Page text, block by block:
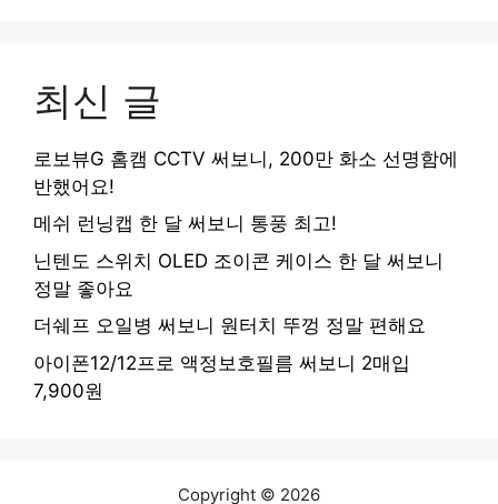
최신 글
로보뷰G 홈캠 CCTV 써보니, 200만 화소 선명함에
반했어요!
메쉬 런닝캡 한 달 써보니 통풍 최고!
닌텐도 스위치 OLED 조이콘 케이스 한 달 써보니
정말 좋아요
더쉐프 오일병 써보니 원터치 뚜껑 정말 편해요
아이폰12/12프로 액정보호필름 써보니 2매입
7,900원
Copyright © 2026